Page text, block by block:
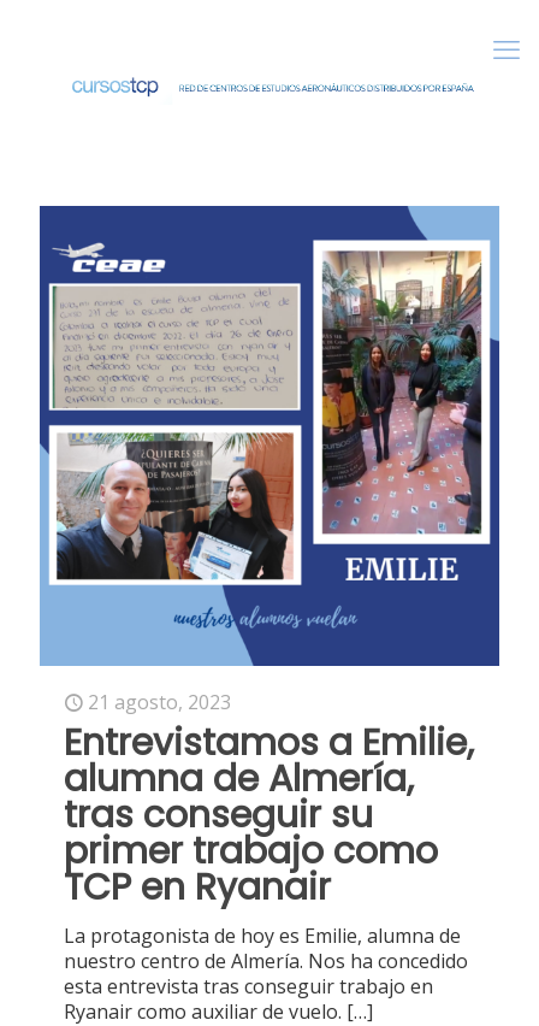
21 agosto, 2023
Entrevistamos a Emilie,
alumna de Almería,
tras conseguir su
primer trabajo como
TCP en Ryanair
La protagonista de hoy es Emilie, alumna de
nuestro centro de Almería. Nos ha concedido
esta entrevista tras conseguir trabajo en
Ryanair como auxiliar de vuelo. […]